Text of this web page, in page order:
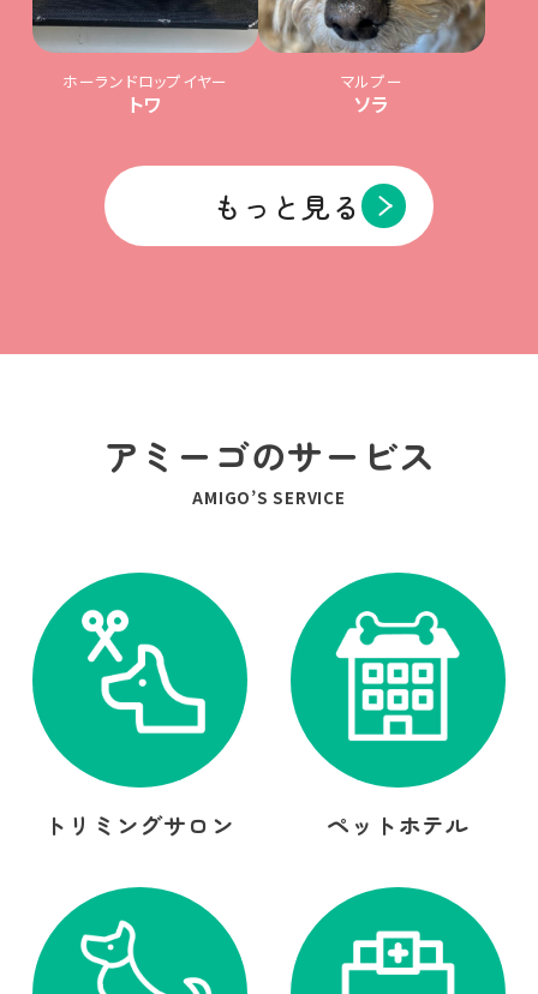
ホーランドロップイヤー
トワ
マルプー
ソラ
もっと見る
アミーゴのサービス
AMIGO’S SERVICE
トリミングサロン ペットホテル